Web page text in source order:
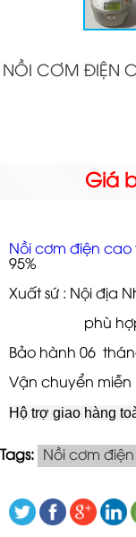
NỒI CƠM ĐIỆN
Giá
Nồi cơm điện cao
95%
Xuất sứ : Nội địa
phù
Bảo hành 06
Vận chuyển miễn
Hộ trợ giao hàng
Tags: Nồi cơm